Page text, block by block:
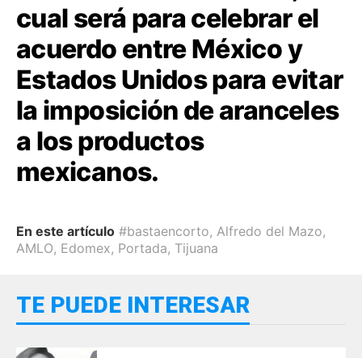
cual será para celebrar el
acuerdo entre México y
Estados Unidos para evitar
la imposición de aranceles
a los productos
mexicanos.
En este artículo #bastaencorto, Alfredo del Mazo,
AMLO, Edomex, Portada, Tijuana
TE PUEDE INTERESAR